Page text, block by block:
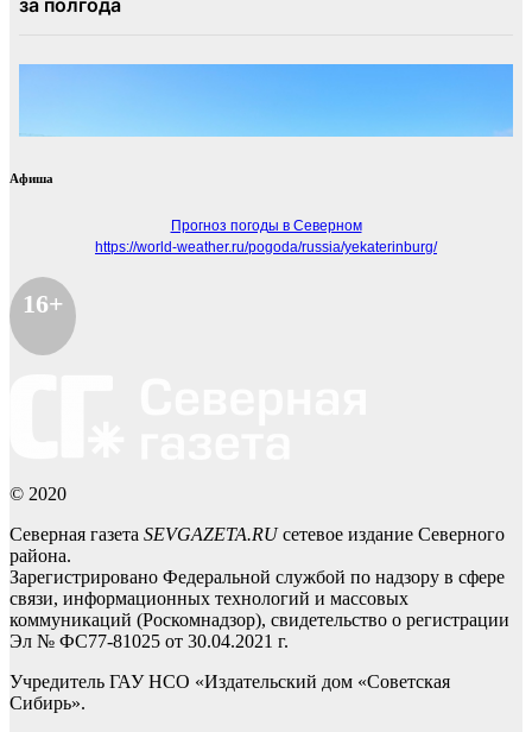
Афиша
Прогноз погоды в Северном
https://world-weather.ru/pogoda/russia/yekaterinburg/
16+
© 2020
Северная газета SEVGAZETA.RUсетевое издание Северного
района.
Зарегистрировано Федеральной службой по надзору в сфере
связи, информационных технологий и массовых
коммуникаций (Роскомнадзор), свидетельство о регистрации
Эл № ФС77-81025 от 30.04.2021 г.
Учредитель ГАУ НСО «Издательский дом «Советская
Сибирь».